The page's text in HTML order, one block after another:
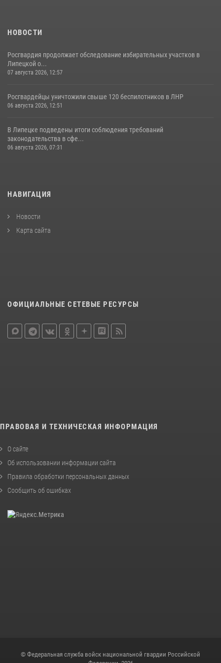
НОВОСТИ
Росгвардия продолжает обследование избирательных участков в
Липецкой о...
07 августа 2026, 12:57
Росгвардейцы уничтожили свыше 120 беспилотников в ЛНР
06 августа 2026, 12:51
В Липецке подведены итоги соблюдения требований
законодательства в сфе...
06 августа 2026, 07:31
НАВИГАЦИЯ
Новости
Карта сайта
ОФИЦИАЛЬНЫЕ СЕТЕВЫЕ РЕСУРСЫ
ПРАВОВАЯ И ТЕХНИЧЕСКАЯ ИНФОРМАЦИЯ
О сайте
Об использовании информации сайта
Правила обработки персональных данных
Сообщить об ошибках
© Федеральная служба войск национальной гвардии Российской